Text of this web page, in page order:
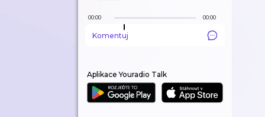
00:00 00:00
Komentuj
Aplikace Youradio Talk